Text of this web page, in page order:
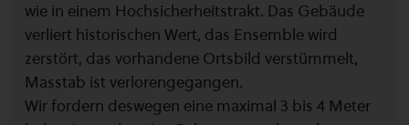
wie in einem Hochsicherheitstrakt. Das Gebäude
verliert historischen Wert, das Ensemble wird
zerstört, das vorhandene Ortsbild verstümmelt,
Masstab ist verlorengegangen.
Wir fordern deswegen eine maximal 3 bis 4 Meter